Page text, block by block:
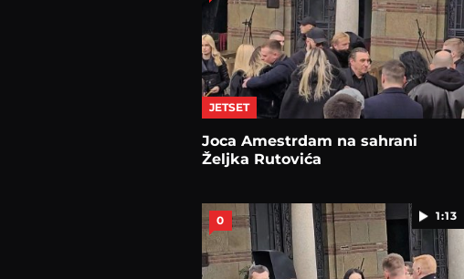
JETSET
Joca Amestrdam na sahrani
Željka Rutovića
1:13
0